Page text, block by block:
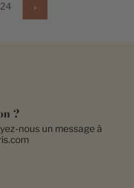
24
»
?
nous un message à